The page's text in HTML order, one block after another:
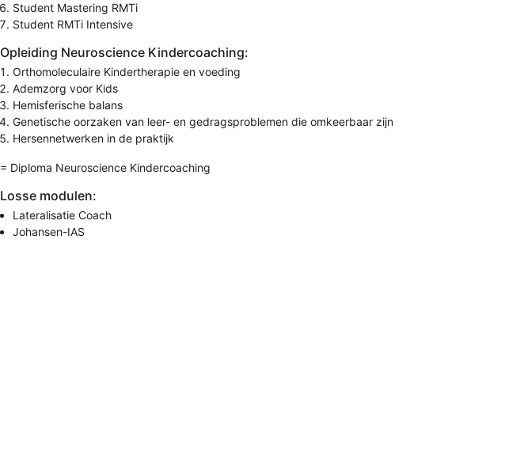
Student Mastering RMTi
Student RMTi Intensive
Opleiding Neuroscience Kindercoaching:
Orthomoleculaire Kindertherapie en voeding
Ademzorg voor Kids
Hemisferische balans
Genetische oorzaken van leer- en gedragsproblemen die omkeerbaar zijn
Hersennetwerken in de praktijk
= Diploma Neuroscience Kindercoaching
Losse modulen:
Lateralisatie Coach
Johansen-IAS